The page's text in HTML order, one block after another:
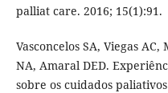
palliat care. 2016; 15(1):91.
Vasconcelos SA, Viegas
NA, Amaral DED.
sobre os cuidados